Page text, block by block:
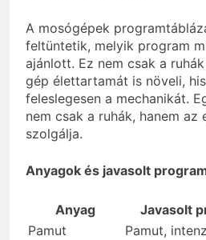
A mosógépek
feltüntetik, melyik program
ajánlott. Ez nem csak a
gép élettartamát is növeli,
feleslegesen a mechanikát.
nem csak a ruhák, hanem
szolgálja.
Anyagok és javasolt
Anyag Javasolt
Pamut
Pamut,